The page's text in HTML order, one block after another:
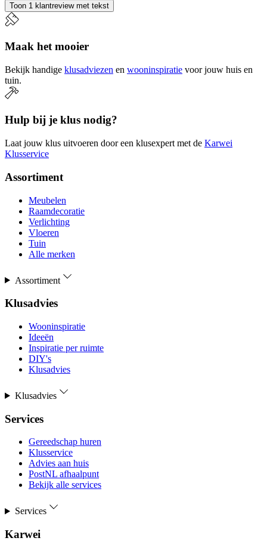
Toon 1 klantreview met tekst
Maak het mooier
Bekijk handige klusadviezen en wooninspiratie voor jouw huis en
tuin.
Hulp bij je klus nodig?
Laat jouw klus uitvoeren door een klusexpert met de Karwei
Klusservice
Assortiment
Meubelen
Raamdecoratie
Verlichting
Vloeren
Tuin
Alle merken
Assortiment
Klusadvies
Wooninspiratie
Ideeën
Inspiratie per ruimte
DIY's
Klusadvies
Klusadvies
Services
Gereedschap huren
Klusservice
Advies aan huis
PostNL afhaalpunt
Bekijk alle services
Services
Karwei